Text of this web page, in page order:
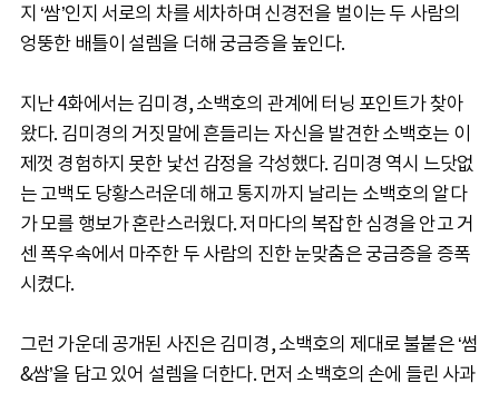
지 ‘쌈’인지 서로의 차를 세차하며 신경전을 벌이는 두 사람의
엉뚱한 배틀이 설렘을 더해 궁금증을 높인다.
지난 4화에서는 김미경, 소백호의 관계에 터닝 포인트가 찾아
왔다. 김미경의 거짓말에 흔들리는 자신을 발견한 소백호는 이
제껏 경험하지 못한 낯선 감정을 각성했다. 김미경 역시 느닷없
는 고백도 당황스러운데 해고 통지까지 날리는 소백호의 알다
가 모를 행보가 혼란스러웠다. 저마다의 복잡한 심경을 안고 거
센 폭우속에서 마주한 두 사람의 진한 눈맞춤은 궁금증을 증폭
시켰다.
그런 가운데 공개된 사진은 김미경, 소백호의 제대로 불붙은 ‘썸
&쌈’을 담고 있어 설렘을 더한다. 먼저 소백호의 손에 들린 사과